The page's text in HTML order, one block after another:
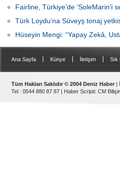
Fairline, Türkiye’de ‘SoleMarin’i
Türk Loydu’na Süveyş tonaj
Hüseyin Mengi: “Yapay Zekâ,
Ana Sayfa Künye İletişim Sık
Tüm Hakları Saklıdır © 2004 Deniz Haber |
Tel : 0544 880 87 87 | Haber Scripti: CM